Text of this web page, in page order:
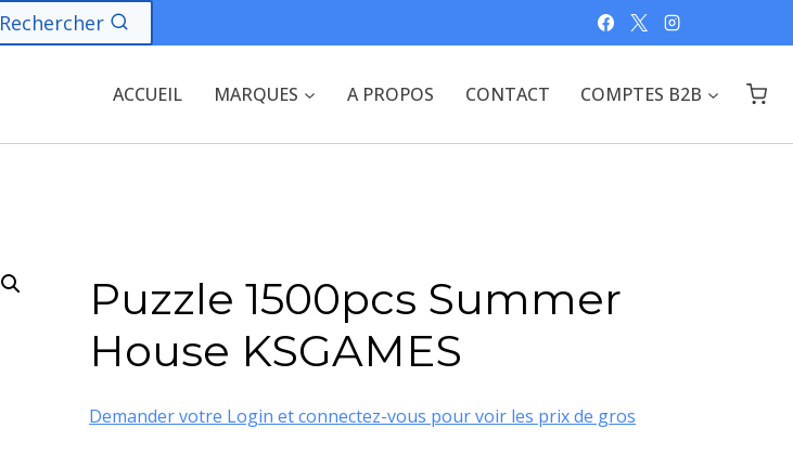
Rechercher
ACCUEIL MARQUES A PROPOS CONTACT COMPTES B2B
Puzzle 1500pcs Summer
House KSGAMES
Demander votre Login et connectez-vous pour voir les prix de gros